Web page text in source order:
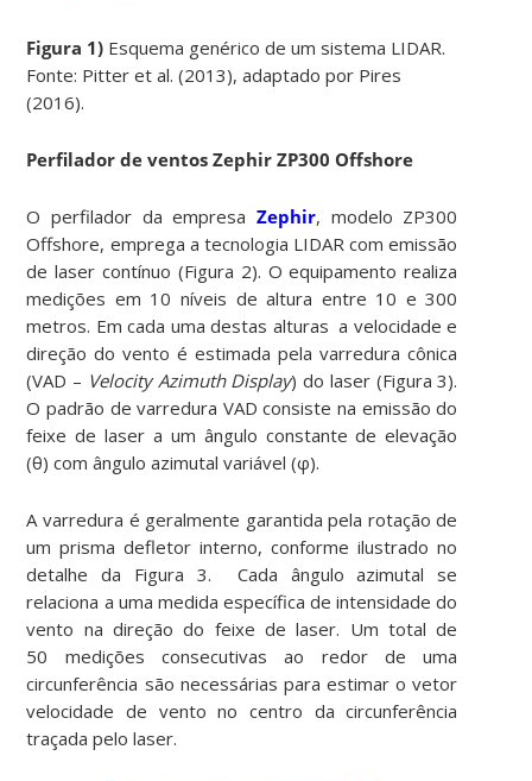
Figura 1) Esquema genérico de um sistema LIDAR.
Fonte: Pitter et al. (2013), adaptado por Pires
(2016).
Perfilador de ventos Zephir ZP300 Offshore
O perfilador da empresa Zephir, modelo ZP300
Offshore, emprega a tecnologia LIDAR com emissão
de laser contínuo (Figura 2). O equipamento realiza
medições em 10 níveis de altura entre 10 e 300
metros. Em cada uma destas alturas a velocidade e
direção do vento é estimada pela varredura cônica
(VAD – Velocity Azimuth Display) do laser (Figura 3).
O padrão de varredura VAD consiste na emissão do
feixe de laser a um ângulo constante de elevação
(θ) com ângulo azimutal variável (φ).
A varredura é geralmente garantida pela rotação de
um prisma defletor interno, conforme ilustrado no
detalhe da Figura 3. Cada ângulo azimutal se
relaciona a uma medida específica de intensidade do
vento na direção do feixe de laser. Um total de
50 medições consecutivas ao redor de uma
circunferência são necessárias para estimar o vetor
velocidade de vento no centro da circunferência
traçada pelo laser.